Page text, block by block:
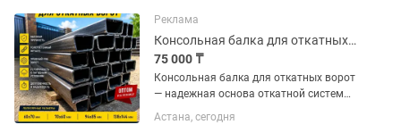
надежной и красивой защитой вашeгo
дома...
Реклама
Консольная балка для откатных ворот
75 000 ₸
Консольная балка для откатных ворот
— надежная основа откатной системы,
обеспечивающая плавное и
стабильное движение ворот.
Астана, сегодня